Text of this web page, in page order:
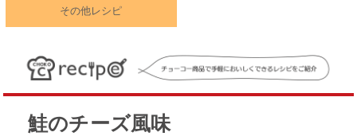
その他レシピ
鮭のチーズ風味